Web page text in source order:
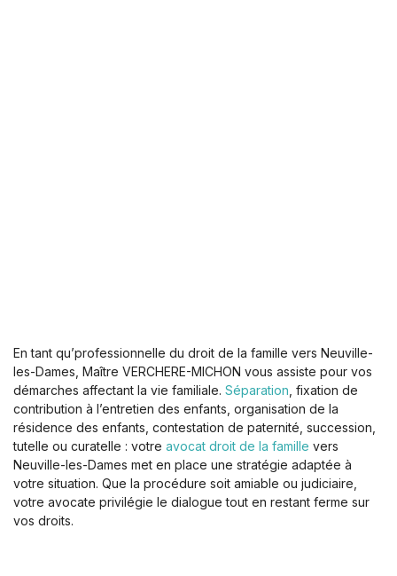
En tant qu’professionnelle du droit de la famille vers Neuville-
les-Dames, Maître VERCHERE-MICHON vous assiste pour vos
démarches affectant la vie familiale. Séparation , fixation de
contribution à l’entretien des enfants, organisation de la
résidence des enfants, contestation de paternité, succession,
tutelle ou curatelle : votre avocat droit de la famille vers
Neuville-les-Dames met en place une stratégie adaptée à
votre situation. Que la procédure soit amiable ou judiciaire,
votre avocate privilégie le dialogue tout en restant ferme sur
vos droits.